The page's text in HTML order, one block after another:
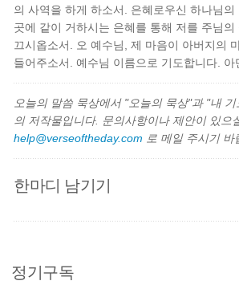
의 사역을 하게 하소서. 은혜로우신 하나님의
곳에 같이 거하시는 은혜를 통해 저를 주님의
끄시옵소서. 오 예수님, 제 마음이 아버지의
들어주소서. 예수님 이름으로 기도합니다. 아
오늘의 말씀 묵상에서 "오늘의 묵상"과 "내
의 저작물입니다. 문의사항이나 제안이 있으
help@verseoftheday.com 로 메일 주시기 바
한마디 남기기
정기구독